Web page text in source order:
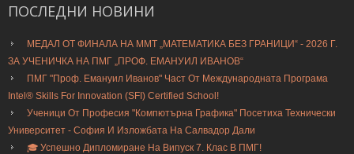
ПОСЛЕДНИ НОВИНИ
МЕДАЛ ОТ ФИНАЛА НА ММТ „МАТЕМАТИКА БЕЗ ГРАНИЦИ“ - 2026 Г.
ЗА УЧЕНИЧКА НА ПМГ „ПРОФ. ЕМАНУИЛ ИВАНОВ“
ПМГ "Проф. Емануил Иванов" Част От Международната Програма
Intel® Skills For Innovation (SFI) Certified School!
Ученици От Професия "Компютърна Графика" Посетиха Технически
Университет - София И Изложбата На Салвадор Дали
🎓 Успешно Дипломиране На Випуск 7. Клас В ПМГ!